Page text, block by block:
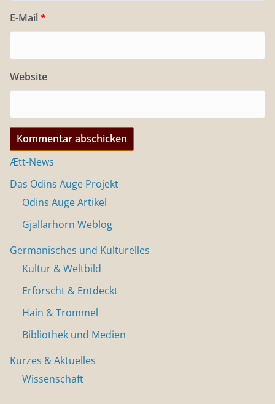
E-Mail *
Website
Ætt-News
Das Odins Auge Projekt
Odins Auge Artikel
Gjallarhorn Weblog
Germanisches und Kulturelles
Kultur & Weltbild
Erforscht & Entdeckt
Hain & Trommel
Bibliothek und Medien
Kurzes & Aktuelles
Wissenschaft